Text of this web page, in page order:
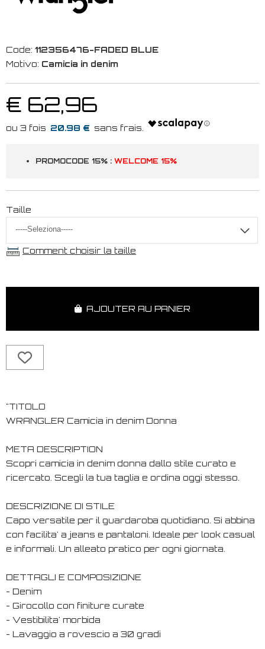
Code: 112356476-FADED BLUE
Motivo: Camicia in denim
€ 62,96
20.98 €
PROMOCODE 15% : WELCOME 15%
Taille
Comment choisir la taille
AJOUTER AU PANIER
"TITOLO
WRANGLER Camicia in denim Donna
META DESCRIPTION
Scopri camicia in denim donna dallo stile curato e
ricercato. Scegli la tua taglia e ordina oggi stesso.
DESCRIZIONE DI STILE
Capo versatile per il guardaroba quotidiano. Si abbina
con facilita' a jeans e pantaloni. Ideale per look casual
e informali. Un alleato pratico per ogni giornata.
DETTAGLI E COMPOSIZIONE
- Denim
- Girocollo con finiture curate
- Vestibilita' morbida
- Lavaggio a rovescio a 30 gradi